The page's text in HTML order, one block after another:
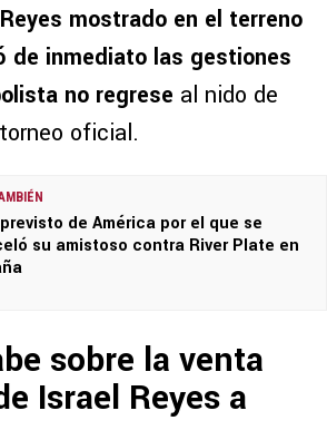
mostrado en el terreno
de inmediato las gestiones
no regrese al nido de
oficial.
de América por el que se
su amistoso contra River Plate en
sobre la venta
Israel Reyes a